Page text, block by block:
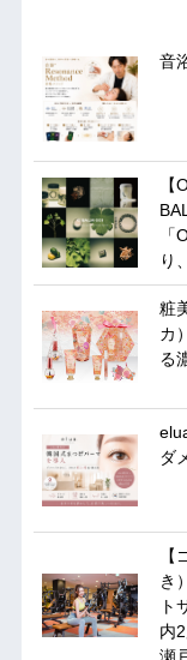
音
り
粧
カ
る
ダ
き
ト
内